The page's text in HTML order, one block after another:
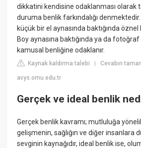
dikkatini kendisine odaklanması olarak
duruma benlik farkındalığı
küçük bir el aynasında baktığında öznel
Boy aynasına baktığında ya da
kamusal benliğine odaklanır.
Kaynak kaldırma talebi |Cevabın
avys.omu.edu.tr
Gerçek ve ideal benlik
Gerçek benlik kavramı; mutluluğa
gelişmenin, sağlığın ve diğer insanlara
sevginin kaynağıdır, ideal benlik ise,